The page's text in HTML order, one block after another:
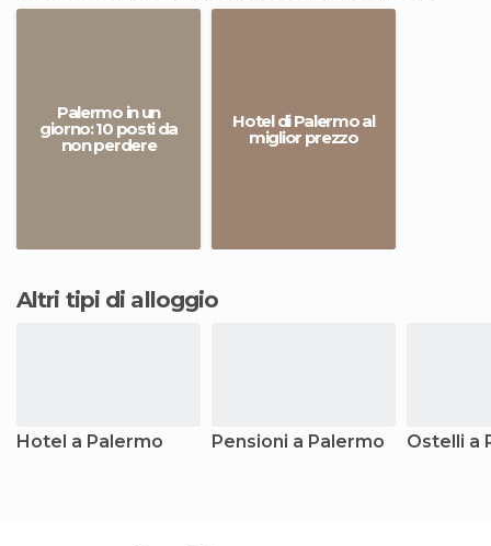
Palermo in un
giorno: 10 posti da
non perdere
Hotel di Palermo al
miglior prezzo
Altri tipi di alloggio
Hotel a Palermo Pensioni a Palermo Ostelli a